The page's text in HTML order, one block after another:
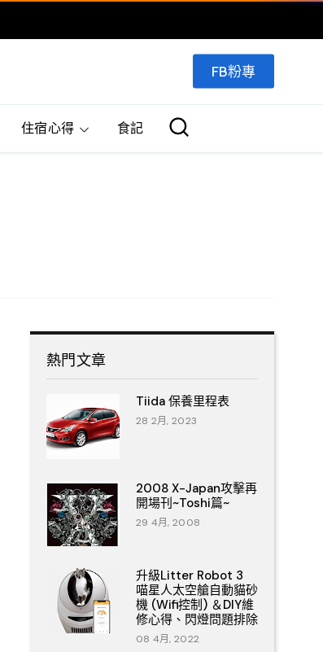
FB粉專
住宿心得 食記
熱門文章
Tiida 保養里程表
28 2月, 2023
2008 X-Japan攻擊再
開場刊~Toshi篇~
29 4月, 2008
升級Litter Robot 3
喵星人太空艙自動貓砂
機 (Wifi控制) ＆DIY維
修心得、閃燈問題排除
08 4月, 2022